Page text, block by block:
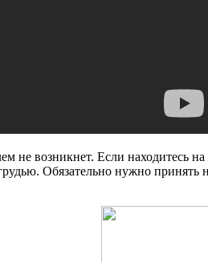
не возникнет. Если находитесь
Обязательно нужно